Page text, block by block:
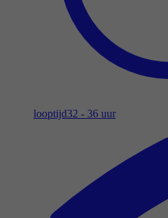
looptijd32 - 36 uur